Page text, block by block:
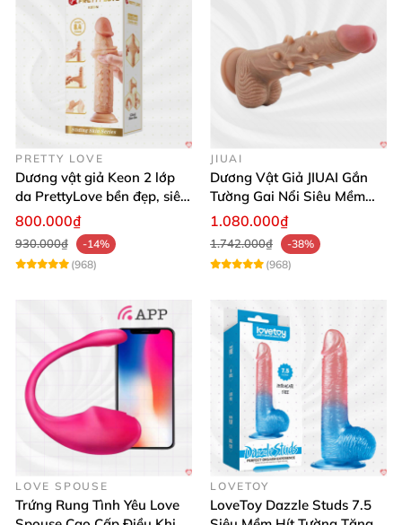
PRETTY LOVE
Dương vật giả Keon 2 lớp
da PrettyLove bền đẹp, siêu
mềm mại
800.000₫
930.000₫
-14%
(968)
JIUAI
Dương Vật Giả JIUAI Gắn
Tường Gai Nổi Siêu Mềm
Thoải Mái Mua Ngay
1.080.000₫
1.742.000₫
-38%
(968)
LOVE SPOUSE
Trứng Rung Tình Yêu Love
LOVETOY
LoveToy Dazzle Studs 7.5